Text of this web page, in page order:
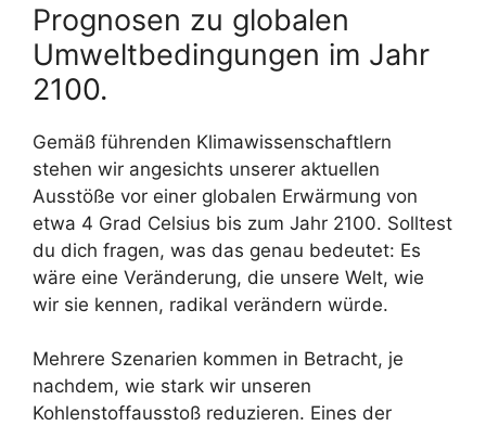
Prognosen zu globalen
Umweltbedingungen im Jahr
2100.
Gemäß führenden Klimawissenschaftlern
stehen wir angesichts unserer aktuellen
Ausstöße vor einer globalen Erwärmung von
etwa 4 Grad Celsius bis zum Jahr 2100. Solltest
du dich fragen, was das genau bedeutet: Es
wäre eine Veränderung, die unsere Welt, wie
wir sie kennen, radikal verändern würde.
Mehrere Szenarien kommen in Betracht, je
nachdem, wie stark wir unseren
Kohlenstoffausstoß reduzieren. Eines der